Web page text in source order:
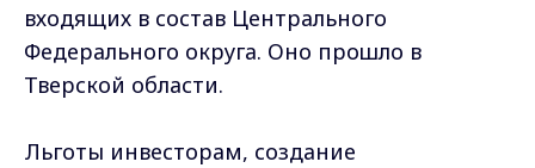
входящих в состав Центрального
Федерального округа. Оно прошло в
Тверской области.
Льготы инвесторам, создание